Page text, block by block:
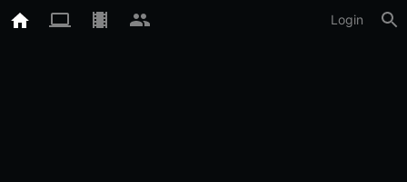
Login